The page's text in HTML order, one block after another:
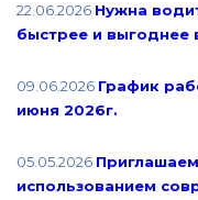
22.06.2026 Нужна
быстрее и выгоднее
09.06.2026 График
июня 2026г.
05.05.2026
использованием